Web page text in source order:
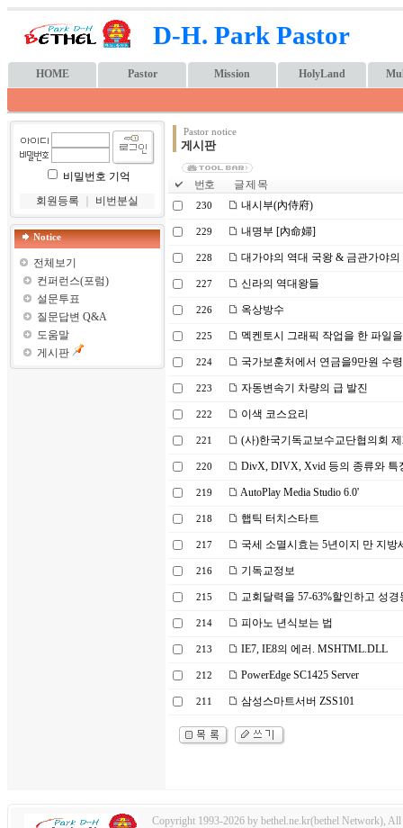
D-H. Park Pastor
HOME Pastor Mission HolyLand
비밀번호 기억
회원등록
비번분실
Notice
전체보기
컨퍼런스(포럼)
설문투표
질문답변 Q&A
도움말
게시판
Pastor notice
게시판
번호 글 제 목
230 내시부(內侍府)
229 내명부 [內命婦]
228 대가야의 역대 국왕 & 금관가야의
227 신라의 역대왕들
226 옥상방수
225 멕켄토시 그래픽 작업을 한 파일
224 국가보훈처에서 연금을9만원 수
223 자동변속기 차량의 급 발진
222 이색 코스요리
221 (사)한국기독교보수교단협의회
220 DivX, DIVX, Xvid 등의 종류와 특
219 AutoPlay Media Studio 6.0'
218 햅틱 터치스타트
217 국세 소멸시효는 5년이지 만 지방
216 기독교정보
215 교회달력을 57-63%할인하고 성
214 피아노 년식보는 법
213 IE7, IE8의 에러. MSHTML.DLL
212 PowerEdge SC1425 Server
211 삼성스마트서버 ZSS101
Copyright 1993-2026 by bethel.ne.kr(bethel Network), All